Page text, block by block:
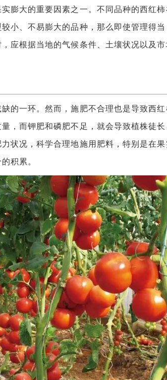
大的重要因素之一。不同品种的西红柿
小、不易膨大的品种，那么即使管理得
应根据当地的气候条件、土壤状况以及
一环。然而，施肥不合理也是导致西红
，而钾肥和磷肥不足，就会导致植株徒
状况，科学合理地施用肥料，特别是在
积累。